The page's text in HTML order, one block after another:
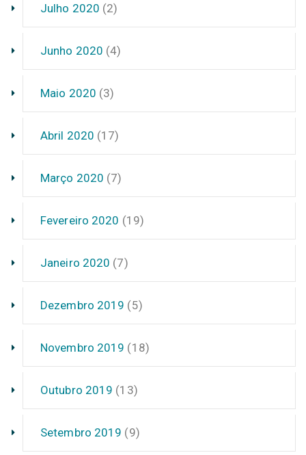
Julho 2020 (2)
Junho 2020 (4)
Maio 2020 (3)
Abril 2020 (17)
Março 2020 (7)
Fevereiro 2020 (19)
Janeiro 2020 (7)
Dezembro 2019 (5)
Novembro 2019 (18)
Outubro 2019 (13)
Setembro 2019 (9)